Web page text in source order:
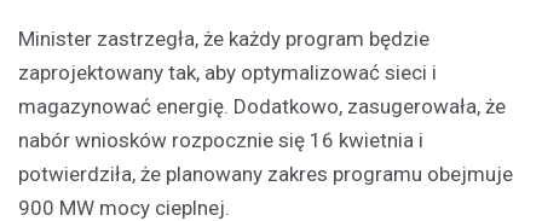
Minister zastrzegła, że każdy program będzie
zaprojektowany tak, aby optymalizować sieci i
magazynować energię. Dodatkowo, zasugerowała, że
nabór wniosków rozpocznie się 16 kwietnia i
potwierdziła, że planowany zakres programu obejmuje
900 MW mocy cieplnej.